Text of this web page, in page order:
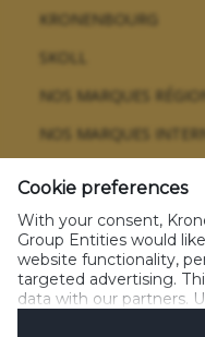
KRONENBOURG
SKOLL
NOS MARQUES
NOS MARQUES
Glossaire CGU
Politique sur les
Gérez les cookies
Cookie preferences
With your consent,
Group Entities would
website functionality,
targeted advertising.
data with our partners.